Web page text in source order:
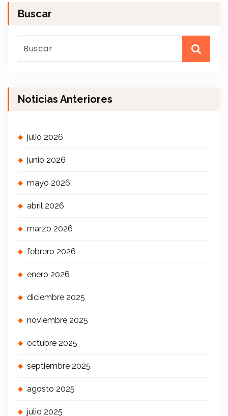
Buscar
Noticias Anteriores
julio 2026
junio 2026
mayo 2026
abril 2026
marzo 2026
febrero 2026
enero 2026
diciembre 2025
noviembre 2025
octubre 2025
septiembre 2025
agosto 2025
julio 2025